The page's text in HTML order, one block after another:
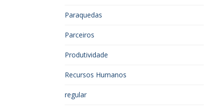
Paraquedas
Parceiros
Produtividade
Recursos Humanos
regular